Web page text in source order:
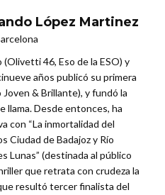
López Martinez
46, Eso de la ESO) y
años publicó su primera
Joven & Brillante), y fundó la
llama. Desde entonces, ha
con “La inmortalidad del
Ciudad de Badajoz y Río
Lunas” (destinada al público
que retrata con crudeza la
resultó tercer finalista del